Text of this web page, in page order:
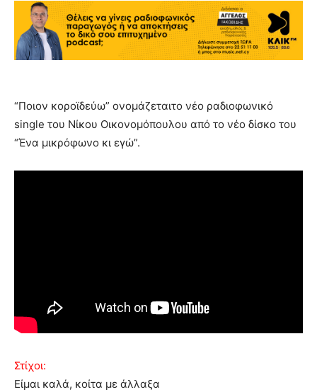
“Ποιον κοροϊδεύω” ονομάζεταιτο νέο ραδιοφωνικό
single του Νίκου Οικονομόπουλου από το νέο δίσκο του
“Ένα μικρόφωνο κι εγώ”.
Στίχοι:
Είμαι καλά, κοίτα με άλλαξα